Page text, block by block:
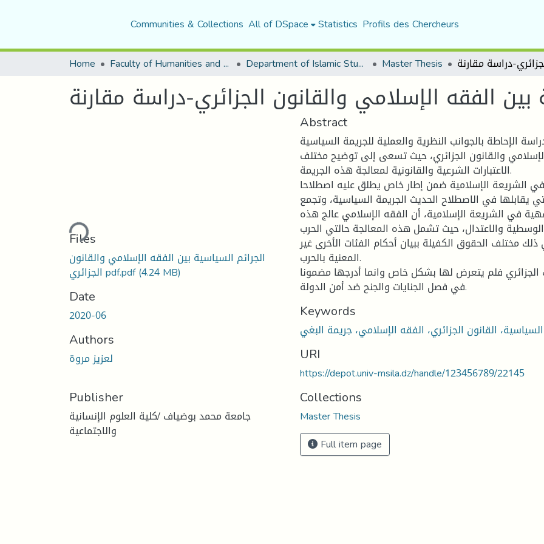
Communities & Collections All of DSpace Statistics Profils des Chercheurs
Home Faculty of Humanities and Social Sciences Department of Islamic Studies Master Thesis
Loading...
Files
الجرائم السياسية بين الفقه الإسلامي والقانون
الجزائري pdf.pdf(4.24 MB)
Date
2020-06
Authors
لعزيز مروة
Publisher
جامعة محمد بوضياف /كلية العلوم الإنسانية
والاجتماعية
Abstract
الإحاطة بالجوانب النظرية والعملية للجريمة السياسية
والقانون الجزائري، حيث تسعى إلى توضيح مختلف
الاعتبارات الشرعية والقانونية لمعالجة هذه الجريمة.
الشريعة الإسلامية ضمن إطار خاص يطلق عليه اصطلاحا
يقابلها في الاصطلاح الحديث الجريمة السياسية، وتجمع
في الشريعة الإسلامية، أن الفقه الإسلامي عالج هذه
والاعتدال، حيث تشمل هذه المعالجة حالتي الحرب
مختلف الحقوق الكفيلة ببيان أحكام الفئات الأخرى غير
المعنية بالحرب.
الجزائري فلم يتعرض لها بشكل خاص وانما أدرجها مضمونا
في فصل الجنايات والجنح ضد أمن الدولة.
Keywords
URI
https://depot.univ-msila.dz/handle/123456789/22145
Collections
Master Thesis
Full item page